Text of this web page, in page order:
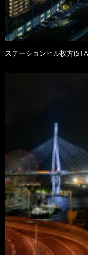
ステーションヒル枚方